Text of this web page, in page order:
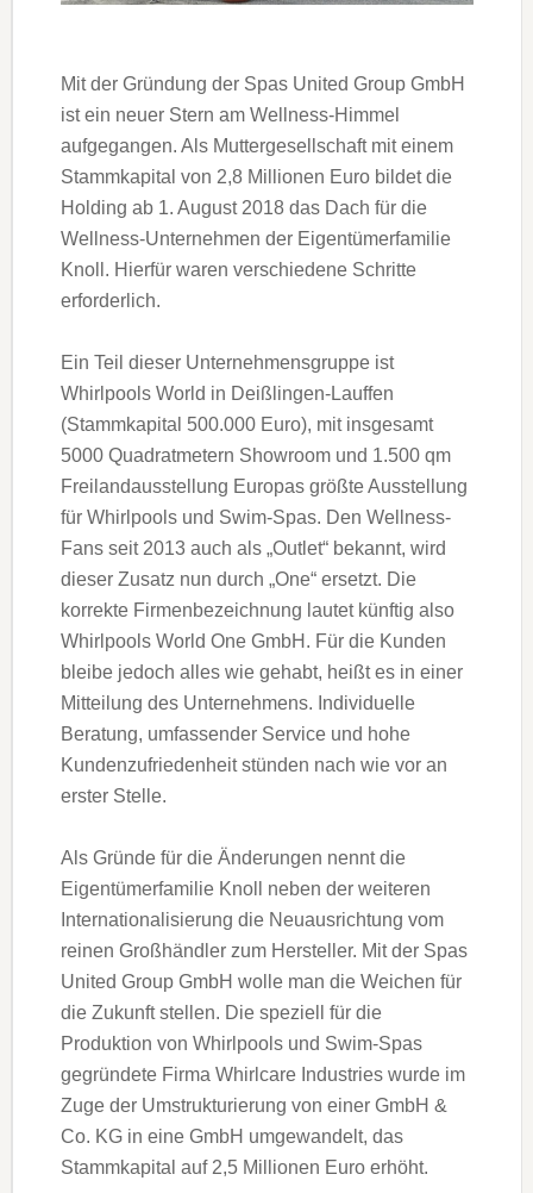
Mit der Gründung der Spas United Group GmbH
ist ein neuer Stern am Wellness-Himmel
aufgegangen. Als Muttergesellschaft mit einem
Stammkapital von 2,8 Millionen Euro bildet die
Holding ab 1. August 2018 das Dach für die
Wellness-Unternehmen der Eigentümerfamilie
Knoll. Hierfür waren verschiedene Schritte
erforderlich.
Ein Teil dieser Unternehmensgruppe ist
Whirlpools World in Deißlingen-Lauffen
(Stammkapital 500.000 Euro), mit insgesamt
5000 Quadratmetern Showroom und 1.500 qm
Freilandausstellung Europas größte Ausstellung
für Whirlpools und Swim-Spas. Den Wellness-
Fans seit 2013 auch als „Outlet“ bekannt, wird
dieser Zusatz nun durch „One“ ersetzt. Die
korrekte Firmenbezeichnung lautet künftig also
Whirlpools World One GmbH. Für die Kunden
bleibe jedoch alles wie gehabt, heißt es in einer
Mitteilung des Unternehmens. Individuelle
Beratung, umfassender Service und hohe
Kundenzufriedenheit stünden nach wie vor an
erster Stelle.
Als Gründe für die Änderungen nennt die
Eigentümerfamilie Knoll neben der weiteren
Internationalisierung die Neuausrichtung vom
reinen Großhändler zum Hersteller. Mit der Spas
United Group GmbH wolle man die Weichen für
die Zukunft stellen. Die speziell für die
Produktion von Whirlpools und Swim-Spas
gegründete Firma Whirlcare Industries wurde im
Zuge der Umstrukturierung von einer GmbH &
Co. KG in eine GmbH umgewandelt, das
Stammkapital auf 2,5 Millionen Euro erhöht.